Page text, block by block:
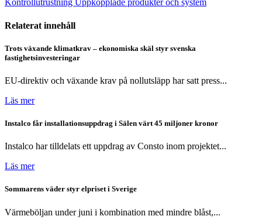
Kontrollutrustning Uppkopplade produkter och system
Relaterat innehåll
Trots växande klimatkrav – ekonomiska skäl styr svenska
fastighetsinvesteringar
EU-direktiv och växande krav på nollutsläpp har satt press...
Läs mer
Instalco får installationsuppdrag i Sälen värt 45 miljoner kronor
Instalco har tilldelats ett uppdrag av Consto inom projektet...
Läs mer
Sommarens väder styr elpriset i Sverige
Värmeböljan under juni i kombination med mindre blåst,...